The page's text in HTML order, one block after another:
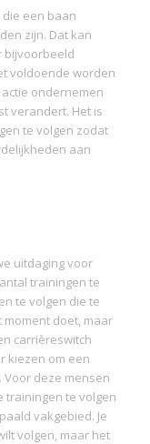
die een baan
zijn. Dat kan
bijvoorbeeld
voldoende worden
ondernemen
verandert. Het is
te volgen zodat
aan
uitdaging voor
trainingen te
te volgen die te
doet, maar
carrièreswitch
kiezen om een
deze mensen
trainingen te volgen
vakgebied. Je
volgen, maar het